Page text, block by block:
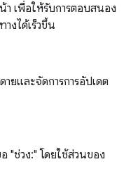
า เพื่อให้รับการตอบสนอง
างได้เร็วขึ้น
ยและจัดการการอัปเดต
"ช่วง:" โดยใช้ส่วนของ